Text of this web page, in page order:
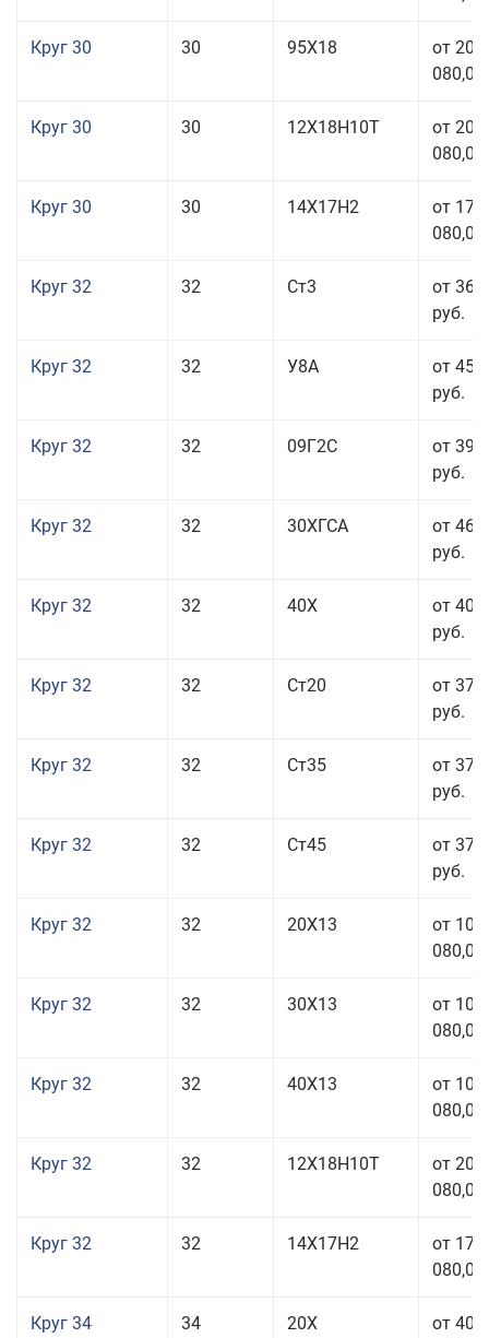
Круг 30 30 95Х18
от 208
080,00
Круг 30 30 12Х18Н10Т
от 208
080,00
Круг 30 30 14Х17Н2
от 177
080,00
Круг 32 32 Ст3
от 36
руб.
Круг 32 32 У8А
от 45
руб.
Круг 32 32 09Г2С
от 39
руб.
Круг 32 32 30ХГСА
от 46
руб.
Круг 32 32 40Х
от 40
руб.
Круг 32 32 Ст20
от 37
руб.
Круг 32 32 Ст35
от 37
руб.
Круг 32 32 Ст45
от 37
руб.
Круг 32 32 20Х13
от 101
080,00
Круг 32 32 30Х13
от 101
080,00
Круг 32 32 40Х13
от 101
080,00
Круг 32 32 12Х18Н10Т
от 208
080,00
Круг 32 32 14Х17Н2
от 177
080,00
Круг 34 34 20Х
от 40